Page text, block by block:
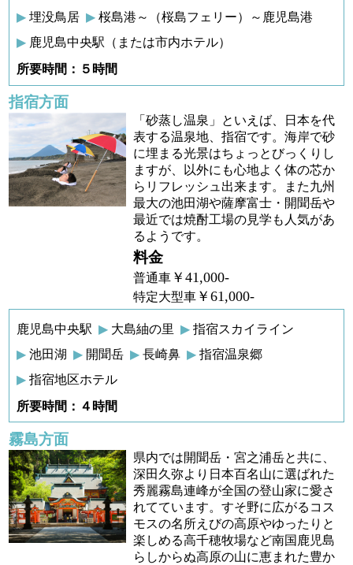
埋没鳥居
桜島港～（桜島フェリー）～鹿児島港
鹿児島中央駅（または市内ホテル）
所要時間：５時間
指宿方面
「砂蒸し温泉」といえば、日本を代
表する温泉地、指宿です。海岸で砂
に埋まる光景はちょっとびっくりし
ますが、以外にも心地よく体の芯か
らリフレッシュ出来ます。また九州
最大の池田湖や薩摩富士・開聞岳や
最近では焼酎工場の見学も人気があ
るようです。
料金
普通車￥41,000-
特定大型車￥61,000-
鹿児島中央駅 大島紬の里
指宿スカイライン
池田湖
開聞岳 長崎鼻
指宿温泉郷
指宿地区ホテル
所要時間：４時間
霧島方面
県内では開聞岳・宮之浦岳と共に、
深田久弥より日本百名山に選ばれた
秀麗霧島連峰が全国の登山家に愛さ
れてています。すそ野に広がるコス
モスの名所えびの高原やゆったりと
楽しめる高千穂牧場など南国鹿児島
らしからぬ高原の山に恵まれた豊か